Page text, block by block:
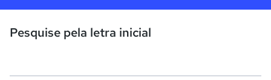
Pesquise pela letra inicial